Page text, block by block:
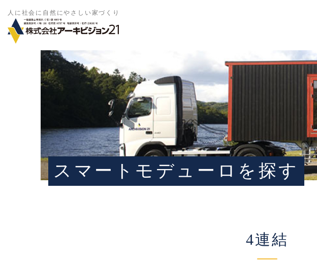
人に社会に自然にやさしい家づくり
スマートモデューロを探す
4連結